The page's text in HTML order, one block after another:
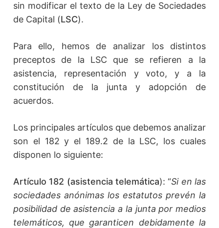
sin modificar el texto de la Ley de Sociedades
de Capital (LSC).
Para ello, hemos de analizar los distintos
preceptos de la LSC que se refieren a la
asistencia, representación y voto, y a la
constitución de la junta y adopción de
acuerdos.
Los principales artículos que debemos analizar
son el 182 y el 189.2 de la LSC, los cuales
disponen lo siguiente:
Artículo 182 (asistencia telemática): “Si en las
sociedades anónimas los estatutos prevén la
posibilidad de asistencia a la junta por medios
telemáticos, que garanticen debidamente la